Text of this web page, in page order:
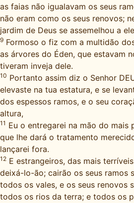
as faias não igualavam os seus
não eram como os seus renovos;
jardim de Deus se assemelhou a
9 Formoso o fiz com a multidão
as árvores do Éden, que estavam
tiveram inveja dele.
10 Portanto assim diz o Senhor
elevaste na tua estatura, e se
dos espessos ramos, e o seu
altura,
11 Eu o entregarei na mão do mais
que lhe dará o tratamento
lançarei fora.
12 E estrangeiros, das mais
deixá-lo-ão; cairão os seus ramos
todos os vales, e os seus renovos
todos os rios da terra; e todos os